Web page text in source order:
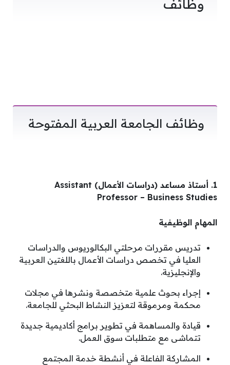
وظائف
وظائف الجامعة العربية المفتوحة
1. أستاذ مساعد (دراسات الأعمال) Assistant
Professor – Business Studies
المهام الوظيفية
تدريس مقررات مرحلتي البكالوريوس والدراسات
العليا في تخصص دراسات الأعمال باللغتين العربية
والإنجليزية.
إجراء بحوث علمية متخصصة ونشرها في مجلات
محكمة ومرموقة لتعزيز النشاط البحثي للجامعة.
قيادة والمساهمة في تطوير برامج أكاديمية جديدة
تتماشى مع متطلبات سوق العمل.
المشاركة الفاعلة في أنشطة خدمة المجتمع